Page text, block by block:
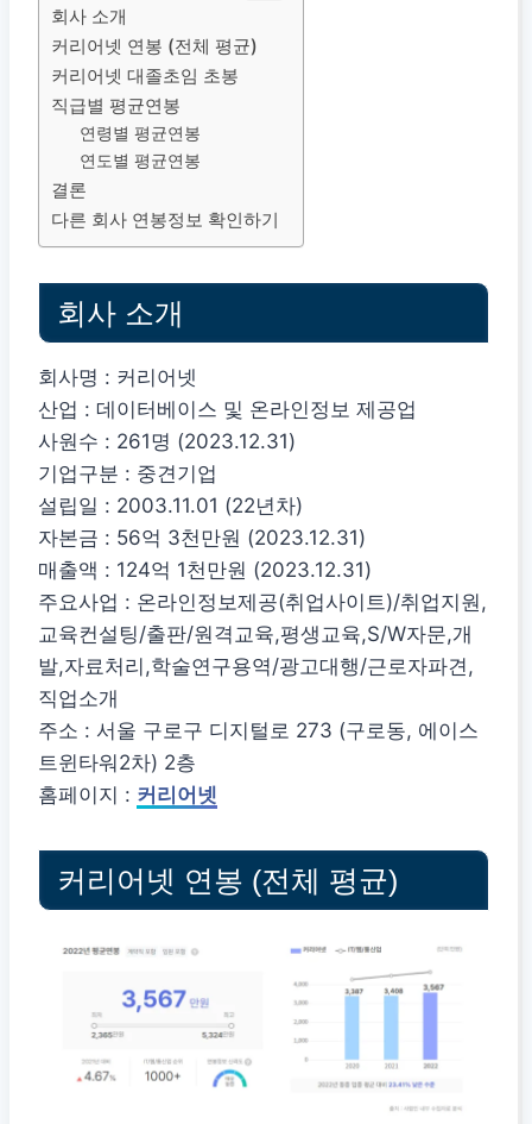
회사 소개
커리어넷 연봉 (전체 평균)
커리어넷 대졸초임 초봉
직급별 평균연봉
연령별 평균연봉
연도별 평균연봉
결론
다른 회사 연봉정보 확인하기
회사 소개
회사명 : 커리어넷
산업 : 데이터베이스 및 온라인정보 제공업
사원수 : 261명 (2023.12.31)
기업구분 : 중견기업
설립일 : 2003.11.01 (22년차)
자본금 : 56억 3천만원 (2023.12.31)
매출액 : 124억 1천만원 (2023.12.31)
주요사업 : 온라인정보제공(취업사이트)/취업지원,
교육컨설팅/출판/원격교육,평생교육,S/W자문,개
발,자료처리,학술연구용역/광고대행/근로자파견,
직업소개
주소 : 서울 구로구 디지털로 273 (구로동, 에이스
트윈타워2차) 2층
홈페이지 : 커리어넷
커리어넷 연봉 (전체 평균)